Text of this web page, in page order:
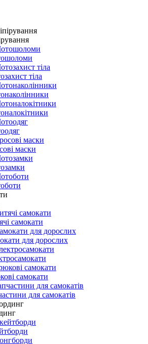
тіла
маски
самокати
для дорослих
самокати
для самокатів